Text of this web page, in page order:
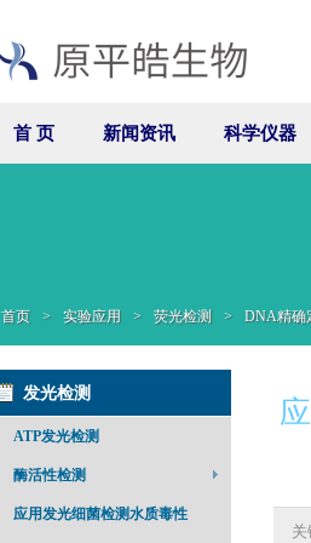
首 页 新闻资讯 科学仪器
首页 > 实验应用 > 荧光检测 > DNA精确
发光检测
ATP发光检测
酶活性检测
应用发光细菌检测水质毒性